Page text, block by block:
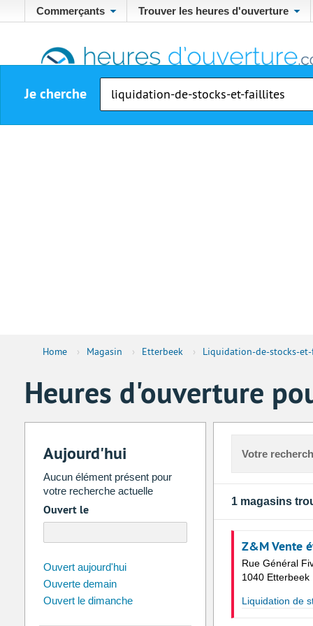
Commerçants Trouver les heures d'ouverture
Je cherche
Home › Magasin › Etterbeek › Liquidation-de-stocks-
Heures d'ouverture
Aujourd'hui
Aucun élément présent pour
votre recherche actuelle
Ouvert le
Di Lu
26 27 30 31
Ouvert aujourd'hui
Ouverte demain
Ouvert le dimanche
Votre
1 magasins
Z&M Vente
Rue Général
1040 Etterbeek
Liquidation de